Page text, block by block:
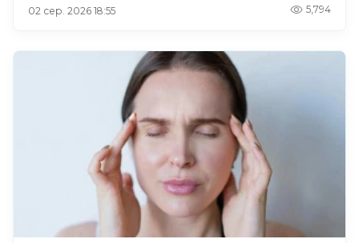
02 сер. 2026 18:55 5,794